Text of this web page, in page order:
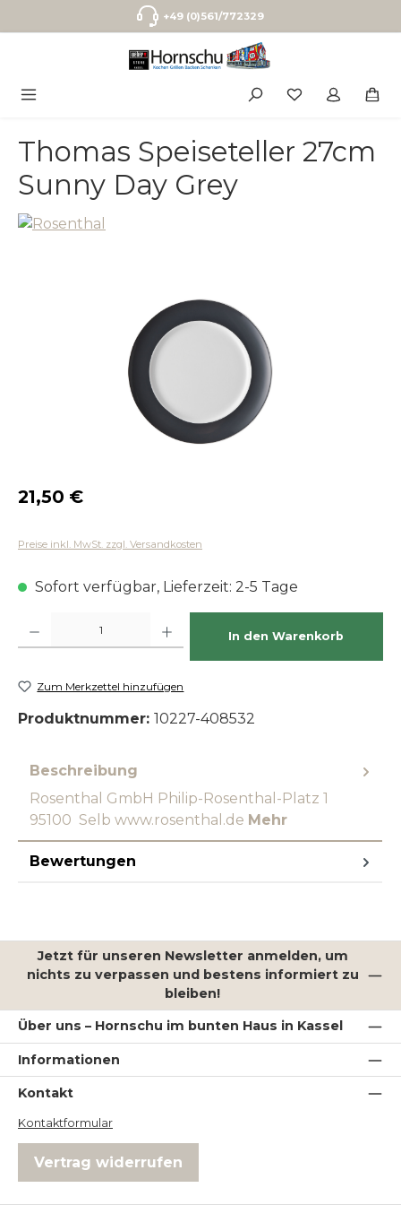
Zum Hauptinhalt springen+49 (0)561/772329
Thomas Speiseteller 27cm
Sunny Day Grey
Regulärer Preis:
21,50 €
Preise inkl. MwSt. zzgl. Versandkosten
Sofort verfügbar, Lieferzeit: 2-5 Tage
In den Warenkorb
Zum Merkzettel hinzufügen
Produktnummer: 10227-408532
Beschreibung
Rosenthal GmbH Philip-Rosenthal-Platz 1
95100 Selb www.rosenthal.de Mehr
Bewertungen
Jetzt für unseren Newsletter anmelden, um
nichts zu verpassen und bestens informiert zu
bleiben!
Über uns – Hornschu im bunten Haus in Kassel
Informationen
Kontakt
Kontaktformular
Vertrag widerrufen